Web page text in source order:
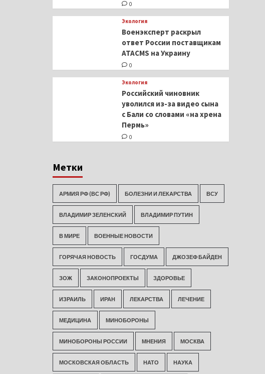
0
Экология
Военэксперт раскрыл
ответ России поставщикам
ATACMS на Украину
0
Экология
Российский чиновник
уволился из-за видео сына
с Бали со словами «на хрена
Пермь»
0
Метки
АРМИЯ РФ (ВС РФ) БОЛЕЗНИ И ЛЕКАРСТВА ВСУ
ВЛАДИМИР ЗЕЛЕНСКИЙ ВЛАДИМИР ПУТИН
В МИРЕ ВОЕННЫЕ НОВОСТИ
ГОРЯЧАЯ НОВОСТЬ ГОСДУМА ДЖОЗЕФ БАЙДЕН
ЗОЖ ЗАКОНОПРОЕКТЫ ЗДОРОВЬЕ
ИЗРАИЛЬ ИРАН ЛЕКАРСТВА ЛЕЧЕНИЕ
МЕДИЦИНА МИНОБОРОНЫ
МИНОБОРОНЫ РОССИИ МНЕНИЯ МОСКВА
МОСКОВСКАЯ ОБЛАСТЬ НАТО НАУКА